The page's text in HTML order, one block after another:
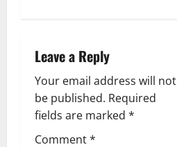
g
a
t
Leave a Reply
Your email address will not
be published. Required
fields are marked *
Comment*